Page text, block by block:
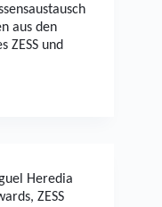
aus den
ZESS und
Heredia
, ZESS